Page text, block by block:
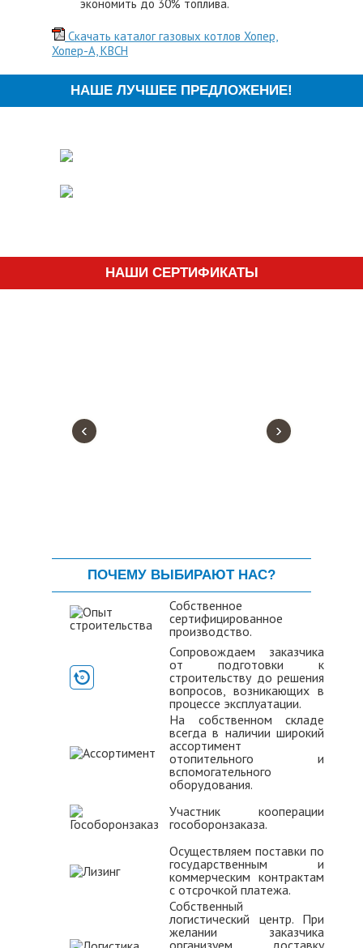
экономить до 30% топлива.
Скачать каталог газовых котлов Хопер,
Хопер-А, КВСН
НАШЕ ЛУЧШЕЕ ПРЕДЛОЖЕНИЕ!
НАШИ СЕРТИФИКАТЫ
‹ ›
ПОЧЕМУ ВЫБИРАЮТ НАС?
Собственное
сертифицированное
производство.
Сопровождаем заказчика
от подготовки к
строительству до решения
вопросов, возникающих в
процессе эксплуатации.
На собственном складе
всегда в наличии широкий
ассортимент
отопительного и
вспомогательного
оборудования.
Участник кооперации
гособоронзаказа.
Осуществляем поставки по
государственным и
коммерческим контрактам
с отсрочкой платежа.
Собственный
логистический центр. При
желании заказчика